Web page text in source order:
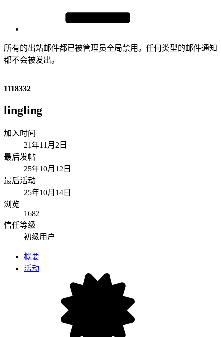
所有的出站邮件都已被管理员全局禁用。任何类型的邮件通知
都不会被发出。
1118332
lingling
加入时间
21年11月2日
最后发帖
25年10月12日
最后活动
25年10月14日
浏览
1682
信任等级
初级用户
概要
活动